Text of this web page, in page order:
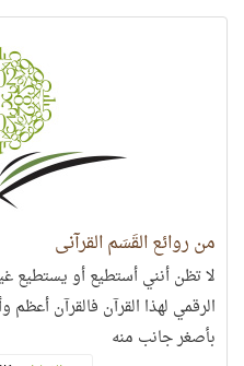
من روائع القَسَم القرآني
لا تظن أنني أستطيع أو يستطيع
الرقمي لهذا القرآن فالقرآن
بأصغر جانب منه